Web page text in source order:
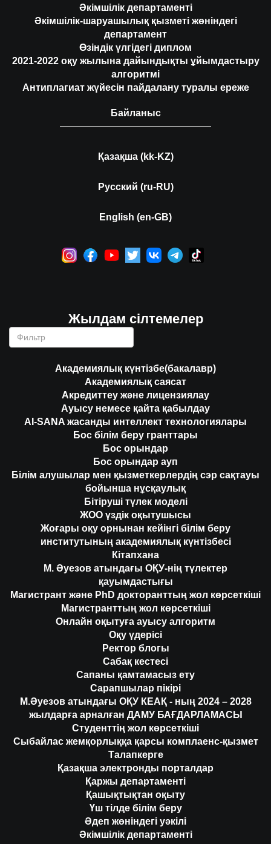
Әкімшілік департаменті
Әкімшілік-шаруашылық қызметі жөніндегі
департамент
Өзіндік үлгідегі диплом
2021-2022 оқу жылына дайындықты ұйымдастыру
алгоритмі
Антиплагиат жүйесін пайдалану туралы ереже
Байланыс
Қазақша (kk-KZ)
Русский (ru-RU)
English (en-GB)
Жылдам сілтемелер
Академиялық күнтізбе(бакалавр)
Академиялық саясат
Акредиттеу және лицензиялау
Ауысу немесе қайта қабылдау
AI-SANA жасанды интеллект технологиялары
Бос білім беру гранттары
Бос орындар
Бос орындар ауп
Білім алушылар мен қызметкерлердің сэр сақтауы
бойынша нұсқаулық
Бітіруші түлек моделі
ЖОО үздік оқытушысы
Жоғары оқу орнынан кейінгі білім беру
институтының академиялық күнтізбесі
Кітапхана
М. Әуезов атындағы ОҚУ-нің түлектер
қауымдастығы
Магистрант және PhD докторанттың жол көрсеткіші
Магистранттың жол көрсеткіші
Онлайн оқытуға ауысу алгоритм
Оқу үдерісі
Ректор блогы
Сабақ кестесі
Сапаны қамтамасыз ету
Сарапшылар пікірі
М.Әуезов атындағы ОҚУ КЕАҚ - ның 2024 – 2028
жылдарға арналған ДАМУ БАҒДАРЛАМАСЫ
Студенттің жол көрсеткіші
Сыбайлас жемқорлыққа қарсы комплаенс-қызмет
Талапкерге
Қазақша электронды порталдар
Қаржы департаменті
Қашықтықтан оқыту
Үш тілде білім беру
Әдеп жөніндегі уәкілі
Әкімшілік департаменті